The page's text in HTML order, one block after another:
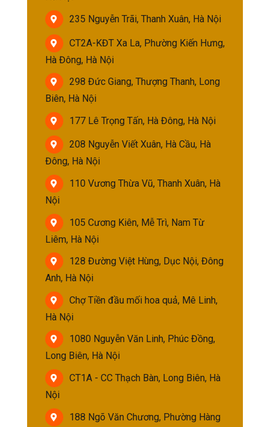
235 Nguyễn Trãi, Thanh Xuân, Hà Nội
CT2A-KĐT Xa La, Phường Kiến Hưng,
Hà Đông, Hà Nội
298 Đức Giang, Thượng Thanh, Long
Biên, Hà Nội
177 Lê Trọng Tấn, Hà Đông, Hà Nội
208 Nguyễn Viết Xuân, Hà Cầu, Hà
Đông, Hà Nội
110 Vương Thừa Vũ, Thanh Xuân, Hà
Nội
105 Cương Kiên, Mễ Trì, Nam Từ
Liêm, Hà Nội
128 Đường Việt Hùng, Dục Nội, Đông
Anh, Hà Nội
Chợ Tiền đầu mối hoa quả, Mê Linh,
Hà Nội
1080 Nguyễn Văn Linh, Phúc Đồng,
Long Biên, Hà Nội
CT1A - CC Thạch Bàn, Long Biên, Hà
Nội
188 Ngõ Văn Chương, Phường Hàng